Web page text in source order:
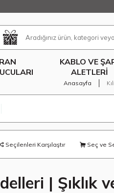
KABLO VE
ALETLERI
Anasayfa
Seçilenleri Karşılaştır Seç ve
| Şıklık